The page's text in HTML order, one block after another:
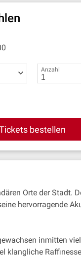
Anzahl
bestellen
Orte der Stadt.
hervorragende
inmitten
klangliche